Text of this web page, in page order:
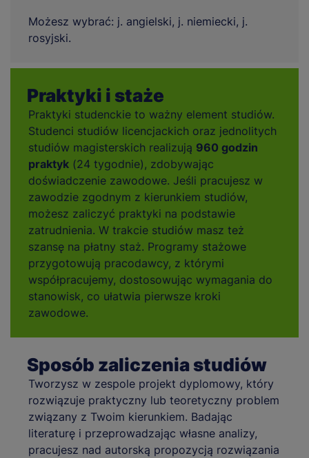
Możesz wybrać: j. angielski, j. niemiecki, j.
rosyjski.
Praktyki i staże
Praktyki studenckie to ważny element studiów.
Studenci studiów licencjackich oraz jednolitych
studiów magisterskich realizują 960 godzin
praktyk (24 tygodnie), zdobywając
doświadczenie zawodowe. Jeśli pracujesz w
zawodzie zgodnym z kierunkiem studiów,
możesz zaliczyć praktyki na podstawie
zatrudnienia. W trakcie studiów masz też
szansę na płatny staż. Programy stażowe
przygotowują pracodawcy, z którymi
współpracujemy, dostosowując wymagania do
stanowisk, co ułatwia pierwsze kroki
zawodowe.
Sposób zaliczenia studiów
Tworzysz w zespole projekt dyplomowy, który
rozwiązuje praktyczny lub teoretyczny problem
związany z Twoim kierunkiem. Badając
literaturę i przeprowadzając własne analizy,
pracujesz nad autorską propozycją rozwiązania